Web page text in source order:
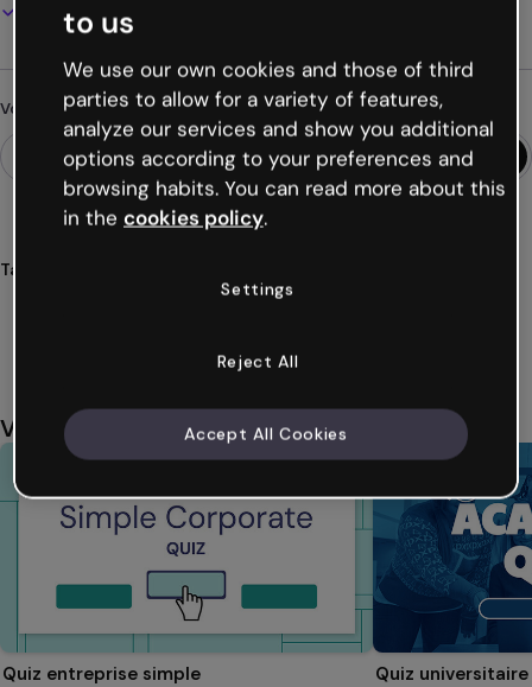
Téléchargez en PDF, MP4 et autres formats
Vous cherchez autre chose ?
Tags
entreprises
Vous aimerez aussi
Quiz entreprise simple Quiz universitaire
to us
We use our own cookies and those of third
parties to allow for a variety of features,
analyze our services and show you additional
options according to your preferences and
browsing habits. You can read more about this
in the cookies policy.
Settings
Reject All
Accept All Cookies